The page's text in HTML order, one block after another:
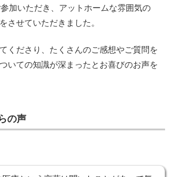
加いただき、アットホームな雰囲気の
させていただきました。
くださり、たくさんのご感想やご質問を
いての知識が深まったとお喜びのお声を
の声